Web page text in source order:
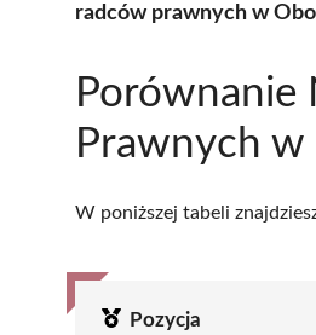
radców prawnych w
Porównanie
Prawnych
W poniższej tabeli
Pozycja